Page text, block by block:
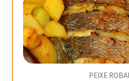
PEIXE